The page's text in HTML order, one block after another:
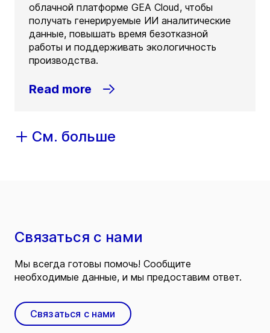
облачной платформе GEA Cloud, чтобы
получать генерируемые ИИ аналитические
данные, повышать время безотказной
работы и поддерживать экологичность
производства.
Read more
См. больше
Связаться с нами
Мы всегда готовы помочь! Сообщите
необходимые данные, и мы предоставим ответ.
Связаться с нами